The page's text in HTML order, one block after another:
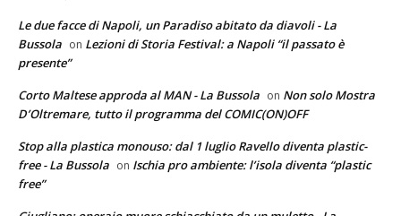
Le due facce di Napoli, un Paradiso abitato da diavoli - La
Bussola on Lezioni di Storia Festival: a Napoli “il passato è
presente”
Corto Maltese approda al MAN - La Bussola on Non solo Mostra
D’Oltremare, tutto il programma del COMIC(ON)OFF
Stop alla plastica monouso: dal 1 luglio Ravello diventa plastic-
free - La Bussola on Ischia pro ambiente: l’isola diventa “plastic
free”